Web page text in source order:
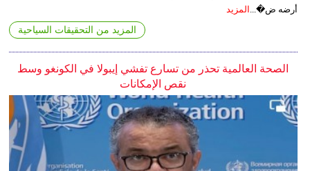
أرضه ض�...
المزيد
المزيد من التحقيقات السياحية
الصحة العالمية تحذر من تسارع تفشي إيبولا في الكونغو وسط
نقص الإمكانات